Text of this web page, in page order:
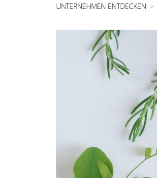
UNTERNEHMEN ENTDECKEN